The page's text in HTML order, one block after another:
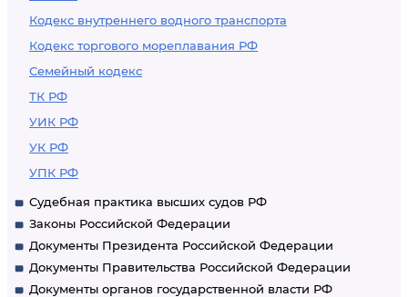
Кодекс внутреннего водного транспорта
Кодекс торгового мореплавания РФ
Семейный кодекс
ТК РФ
УИК РФ
УК РФ
УПК РФ
Судебная практика высших судов РФ
Законы Российской Федерации
Документы Президента Российской Федерации
Документы Правительства Российской Федерации
Документы органов государственной власти РФ